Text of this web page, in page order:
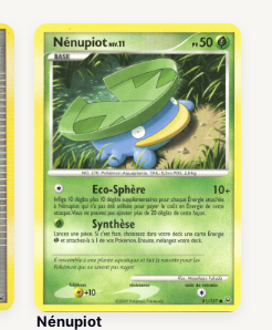
Nénupiot